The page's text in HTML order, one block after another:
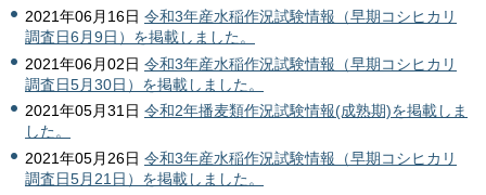
2021年06月16日 令和3年産水稲作況試験情報（早期コシヒカリ
調査日6月9日）を掲載しました。
2021年06月02日 令和3年産水稲作況試験情報（早期コシヒカリ
調査日5月30日）を掲載しました。
2021年05月31日 令和2年播麦類作況試験情報(成熟期)を掲載しま
した。
2021年05月26日 令和3年産水稲作況試験情報（早期コシヒカリ
調査日5月21日）を掲載しました。